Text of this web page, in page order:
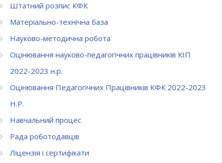
Штатний розпис КФК
Матеріально-технічна база
Науково-методична робота
Оцінювання науково-педагогічних працівників КІП
2022-2023 н.р.
Оцінювання Педагогічних Працівників КФК 2022-2023
Н.Р.
Навчальний процес
Рада роботодавців
Ліцензія і сертифікати